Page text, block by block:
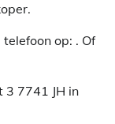
op: . Of
3 7741 JH in